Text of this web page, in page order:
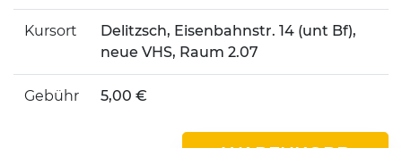
Kursort
Delitzsch, Eisenbahnstr. 14 (unt Bf),
neue VHS, Raum 2.07
Gebühr 5,00 €